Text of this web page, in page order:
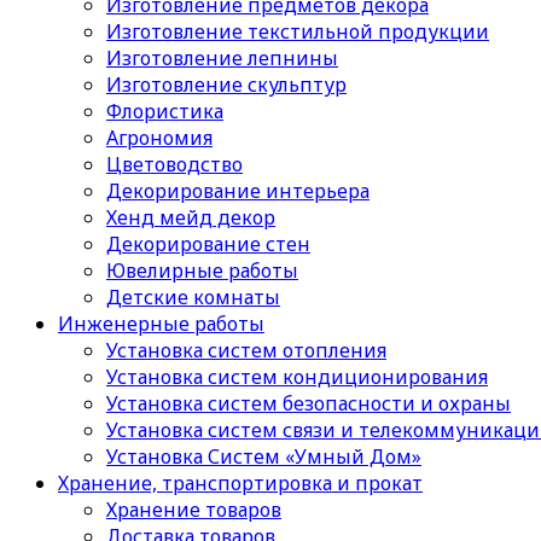
Изготовление текстильной продукции
Изготовление лепнины
Изготовление скульптур
Флористика
Агрономия
Цветоводство
Декорирование интерьера
Хенд мейд декор
Декорирование стен
Ювелирные работы
Детские комнаты
Инженерные работы
Установка систем отопления
Установка систем кондиционирования
Установка систем безопасности и охраны
Установка систем связи и
Установка Систем «Умный Дом»
Хранение, транспортировка и прокат
Хранение товаров